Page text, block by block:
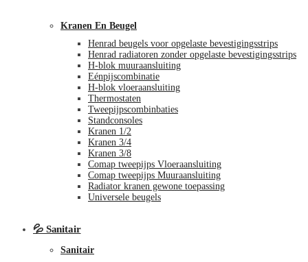
Kranen En Beugel
Henrad beugels voor opgelaste bevestigingsstrips
Henrad radiatoren zonder opgelaste bevestigingsstrips
H-blok muuraansluiting
Eénpijscombinatie
H-blok vloeraansluiting
Thermostaten
Tweepijpscombinbaties
Standconsoles
Kranen 1/2
Kranen 3/4
Kranen 3/8
Comap tweepijps Vloeraansluiting
Comap tweepijps Muuraansluiting
Radiator kranen gewone toepassing
Universele beugels
💦 Sanitair
Sanitair